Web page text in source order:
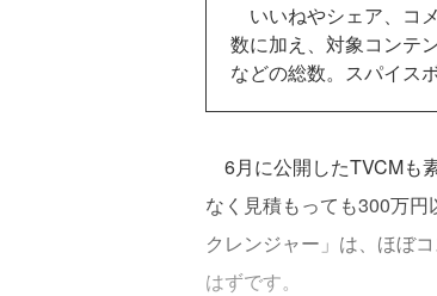
いいねやシェア、コ
数に加え、対象コンテ
などの総数。スパイス
6月に公開したTVCMも
なく見積もっても300万
クレンジャー」は、ほぼ
はずです。